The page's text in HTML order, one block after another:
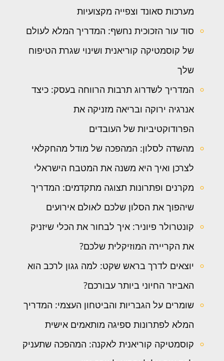
מערכות סאונד וצפייה מקצועיות
סוד עור הזכוכית נחשף: המדריך המלא לעולם
של קוסמטיקה קוריאנית ושינוי שגרת הטיפוח
שלך
המדריך לשדרוג תרבות הרווחה בעסק: כיצד
אנרגיה ירוקה ובריאה מזניקה את
הפרודוקטיביות של העובדים
מהשדה לסלון: המהפכה של מודל מהחקלאי
לצרכן ואיך היא משנה את המטבח הישראלי
מקרנים ופתרונות תצוגה מתקדמים: המדריך
שיהפוך את הסלון שלכם לאולם אירועים
קונטרולר פיוניר: איך לבחור את הכלי שיזניק
את הקריירה המוזיקלית שלכם?
יוצאים לדרך בראש שקט: למה גגון לרכב הוא
האביזר החיוני ביותר עבורכם?
שומרים על הגבריות והביטחון העצמי: המדריך
המלא לפתרונות ספיגה מותאמים אישית
קוסמטיקה קוריאנית לאקנה: המהפכה שתעניק